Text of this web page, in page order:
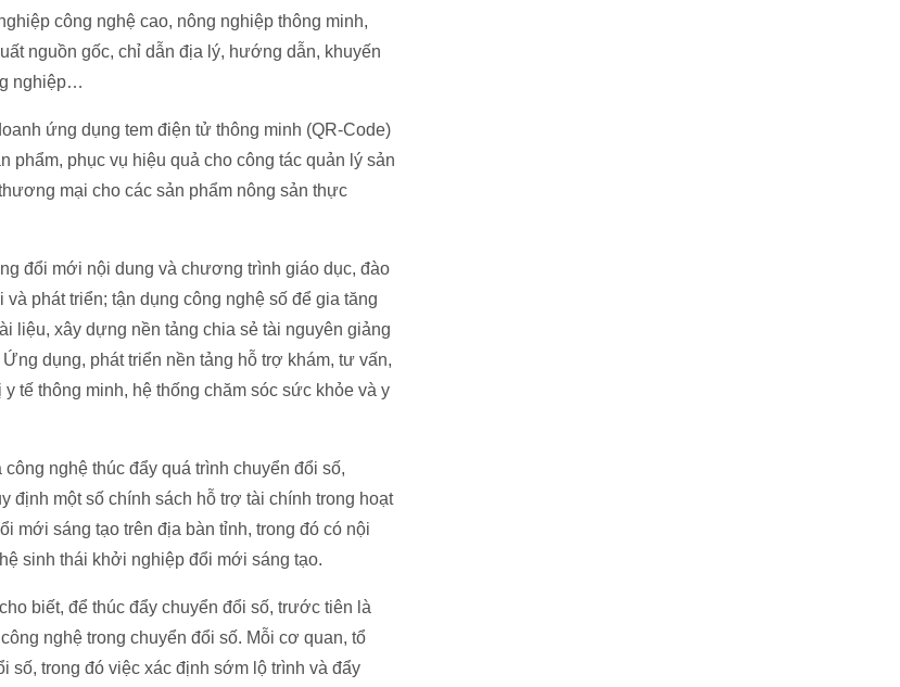
công nghệ cao, nông nghiệp thông minh,
nguồn gốc, chỉ dẫn địa lý, hướng dẫn, khuyến
nghiệp…
ứng dụng tem điện tử thông minh (QR-Code)
phẩm, phục vụ hiệu quả cho công tác quản lý sản
mại cho các sản phẩm nông sản thực
đổi mới nội dung và chương trình giáo dục, đào
phát triển; tận dụng công nghệ số để gia tăng
liệu, xây dựng nền tảng chia sẻ tài nguyên giảng
dụng, phát triển nền tảng hỗ trợ khám, tư vấn,
tế thông minh, hệ thống chăm sóc sức khỏe và y
nghệ thúc đẩy quá trình chuyển đổi số,
một số chính sách hỗ trợ tài chính trong hoạt
mới sáng tạo trên địa bàn tỉnh, trong đó có nội
sinh thái khởi nghiệp đổi mới sáng tạo.
biết, để thúc đẩy chuyển đổi số, trước tiên là
nghệ trong chuyển đổi số. Mỗi cơ quan, tổ
số, trong đó việc xác định sớm lộ trình và đẩy